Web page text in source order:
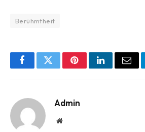
Berühmtheit
FacebookTwitterPinterestLinkedIn
Admin
Website